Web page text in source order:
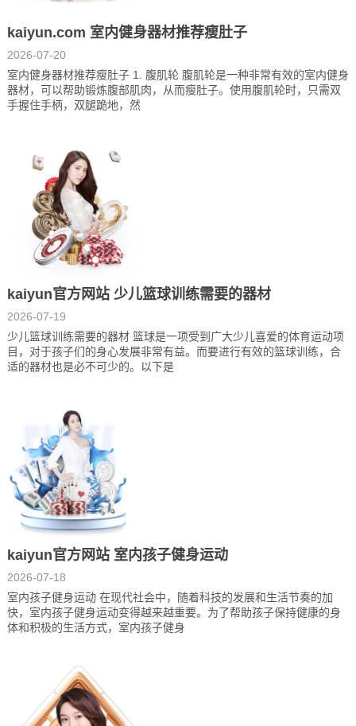
kaiyun.com 室内健身器材推荐瘦肚子
2026-07-20
室内健身器材推荐瘦肚子 1. 腹肌轮 腹肌轮是一种非常有效的室内健身
器材，可以帮助锻炼腹部肌肉，从而瘦肚子。使用腹肌轮时，只需双
手握住手柄，双腿跪地，然
kaiyun官方网站 少儿篮球训练需要的器材
2026-07-19
少儿篮球训练需要的器材 篮球是一项受到广大少儿喜爱的体育运动项
目，对于孩子们的身心发展非常有益。而要进行有效的篮球训练，合
适的器材也是必不可少的。以下是
kaiyun官方网站 室内孩子健身运动
2026-07-18
室内孩子健身运动 在现代社会中，随着科技的发展和生活节奏的加
快，室内孩子健身运动变得越来越重要。为了帮助孩子保持健康的身
体和积极的生活方式，室内孩子健身